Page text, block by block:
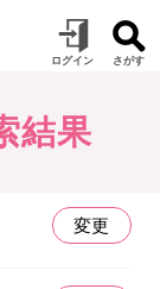
結果
変更